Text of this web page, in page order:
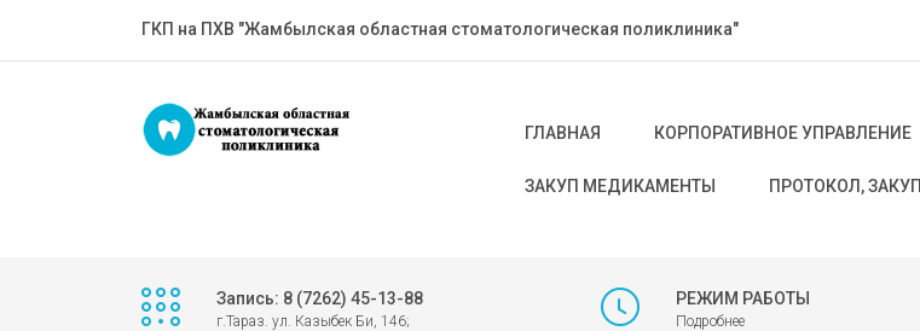
ГКП на ПХВ "Жамбылская областная стоматологическая поликлиника"
ГЛАВНАЯ КОРПОРАТИВНОЕ УПРАВЛЕНИЕ
ЗАКУП МЕДИКАМЕНТЫ ПРОТОКОЛ, ЗАКУП
Запись: 8 (7262) 45-13-88
г.Тараз. ул. Казыбек Би, 146;
РЕЖИМ РАБОТЫ
Подробнее